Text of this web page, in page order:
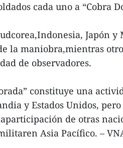
cada uno a “Cobra
Japón y
la maniobra,mientras
de observadores.
constituye una
y Estados Unidos, pero
de otras
Asia Pacífico. –